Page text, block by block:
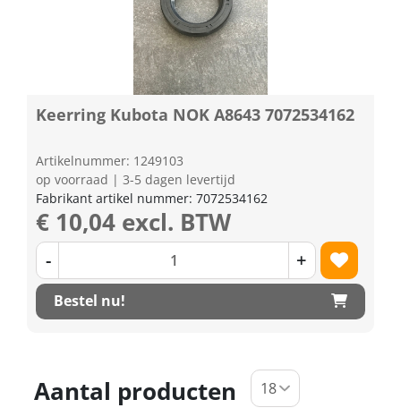
Keerring Kubota NOK A8643 7072534162
Artikelnummer: 1249103
op voorraad | 3-5 dagen levertijd
Fabrikant artikel nummer: 7072534162
€ 10,04 excl. BTW
- +
Bestel nu!
Aantal producten